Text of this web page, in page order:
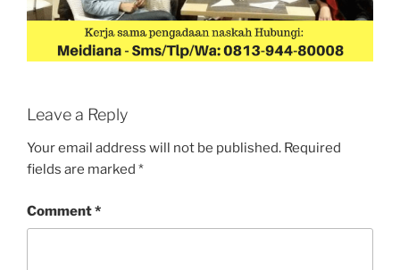
Leave a Reply
Your email address will not be published. Required
fields are marked *
Comment*